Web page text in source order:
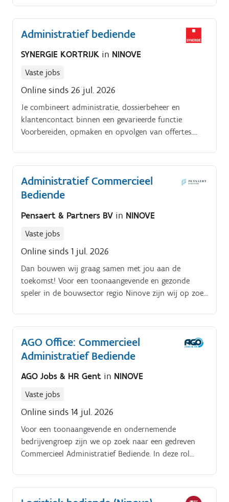
en samenwerking centraal staan Jouw takenpakket:
Opmaken en opvolgen van offertes Telefonisch
contact met bestaande klanten (geen prospectie)
buitendienstmedewerkers Behandelen en opvolgen
van klantenvragen en klachten Intensief
Administratief bediende
SYNERGIE KORTRIJK in NINOVE
Vaste jobs
Online sinds 26 jul. 2026
Je combineert administratie, dossierbeheer en
klantencontact binnen een gevarieerde functie
Voorbereiden, opmaken en opvolgen van offertes.
Administratief Commercieel
Bediende
Pensaert & Partners BV in NINOVE
Vaste jobs
Online sinds 1 jul. 2026
Dan bouwen wij graag samen met jou aan de
toekomst! Voor een toonaangevende en gezonde
speler in de bouwsector regio Ninove zijn wij op zoek
AGO Office: Commercieel
Administratief Bediende
AGO Jobs & HR Gent in NINOVE
Vaste jobs
Online sinds 14 jul. 2026
Voor een toonaangevende en ondernemende
bedrijvengroep zijn we op zoek naar een gedreven
Commercieel Administratief Bediende. In deze rol
taken op jou neemt. Je werkt nauw samen met de